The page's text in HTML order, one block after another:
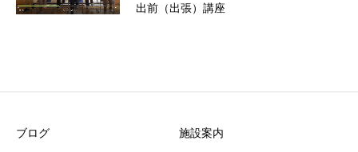
出前（出張）講座
ブログ 施設案内